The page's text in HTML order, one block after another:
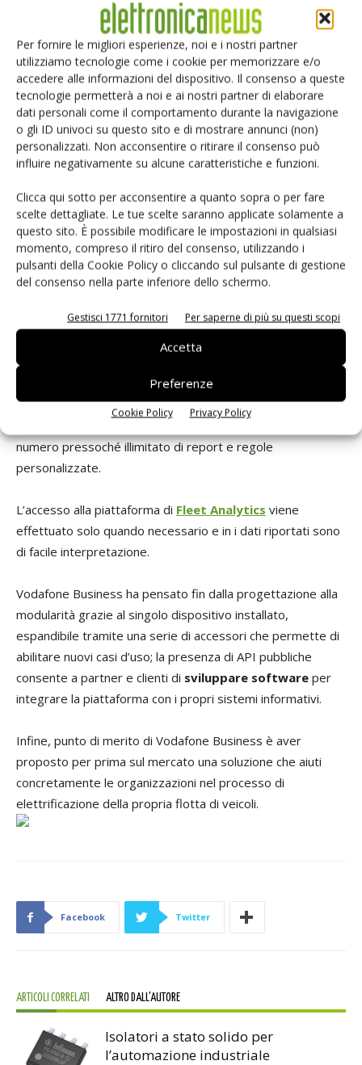
Per fornire le migliori esperienze, noi e i nostri partner
utilizziamo tecnologie come i cookie per memorizzare e/o
accedere alle informazioni del dispositivo. Il consenso a queste
tecnologie permetterà a noi e ai nostri partner di elaborare
dati personali come il comportamento durante la navigazione
o gli ID univoci su questo sito e di mostrare annunci (non)
personalizzati. Non acconsentire o ritirare il consenso può
influire negativamente su alcune caratteristiche e funzioni.
Clicca qui sotto per acconsentire a quanto sopra o per fare
scelte dettagliate. Le tue scelte saranno applicate solamente a
questo sito. È possibile modificare le impostazioni in qualsiasi
momento, compreso il ritiro del consenso, utilizzando i
pulsanti della Cookie Policy o cliccando sul pulsante di gestione
del consenso nella parte inferiore dello schermo.
Gestisci 1771 fornitori Per saperne di più su questi scopi
Accetta
Preferenze
Cookie Policy Privacy Policy
Sintetizzando, la versione Base permette di semplificare la
gestione della flotta, riducendo al tempo stesso il fermo
veicolo e ottimizzando i percorsi fatti.
Questo si traduce inoltre in una riduzione dell’impatto
ambientale (tema di particolare popolarità), aiutando le
aziende a raggiungere gli obbiettivi di sostenibilità delle
emissioni senza influire negativamente sui KPI
economici/finanziari.
Per le organizzazioni che optano per l’opzione Pro, si
aggiungono i vantaggi derivanti dall’ottimizzazione dei
costidella flotta. In particolare, riduzione del consumo di
carburante e dei costi manutentivi, senza scordare la
l’aumentata sicurezza dei conducenti, aiutando gli stessi a
migliorare le proprie abitudini di guida.
soluzione proposta da Vodafone Business
distingue per la semplicità di installazione e setup, chenon
numero pressoché illimitato di report e regole
personalizzate.
L’accesso alla piattaforma di Fleet Analytics viene
effettuato solo quando necessario e in i dati riportati sono
di facile interpretazione.
Vodafone Business ha pensato fin dalla progettazione alla
modularità grazie al singolo dispositivo installato,
espandibile tramite una serie di accessori che permette di
abilitare nuovi casi d’uso; la presenza di API pubbliche
consente a partner e clienti di sviluppare software per
integrare la piattaforma con i propri sistemi informativi.
Infine, punto di merito di Vodafone Business è aver
proposto per prima sul mercato una soluzione che aiuti
concretamente le organizzazioni nel processo di
elettrificazione della propria flotta di veicoli.
Facebook Twitter
ARTICOLI CORRELATI ALTRO DALL'AUTORE
Isolatori a stato solido per
l’automazione industriale